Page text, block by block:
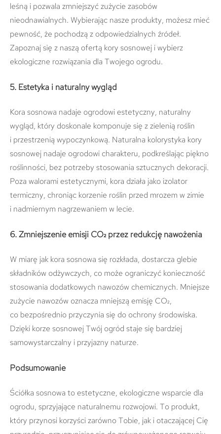
leśną i pozwala zmniejszyć zużycie zasobów
nieodnawialnych. Wybierając nasze produkty, możesz mieć
pewność, że pochodzą z odpowiedzialnych źródeł.
Zapoznaj się z naszą ofertą kory sosnowej i wybierz
ekologiczne rozwiązania dla Twojego ogrodu.
5. Estetyka i naturalny wygląd
Kora sosnowa nadaje ogrodowi estetyczny, naturalny
wygląd, który doskonale komponuje się z zielenią roślin
i przestrzenią wypoczynkową. Naturalna kolorystyka kory
sosnowej nadaje ogrodowi charakteru, podkreślając piękno
roślinności, bez potrzeby stosowania sztucznych dekoracji.
Poza walorami estetycznymi, kora działa jako izolator
termiczny, chroniąc korzenie roślin przed mrozem w zimie
i nadmiernym nagrzewaniem w lecie.
6. Zmniejszenie emisji CO₂ przez redukcję nawożenia
W miarę jak kora sosnowa się rozkłada, dostarcza glebie
składników odżywczych, co może ograniczyć konieczność
stosowania dodatkowych nawozów chemicznych. Mniejsze
zużycie nawozów oznacza mniejszą emisję CO₂,
co bezpośrednio przyczynia się do ochrony środowiska.
Dzięki korze sosnowej Twój ogród staje się bardziej
samowystarczalny i przyjazny naturze.
Podsumowanie
Ściółka sosnowa to estetyczne, ekologiczne wsparcie dla
ogrodu, sprzyjające naturalnemu rozwojowi. To produkt,
który przynosi korzyści zarówno Tobie, jak i otaczającej Cię